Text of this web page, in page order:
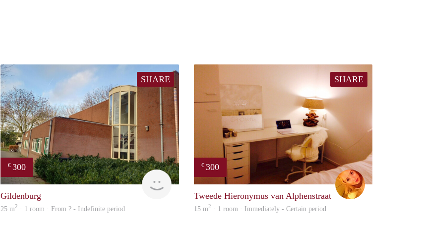
SHARE
€ 300
Prevenda
Gildenburg
25 m2 · 1 room · From ? - Indefinite period
SHARE
€ 300
Sophie
Tweede Hieronymus van Alphenstraat
15 m2 · 1 room · Immediately - Certain period